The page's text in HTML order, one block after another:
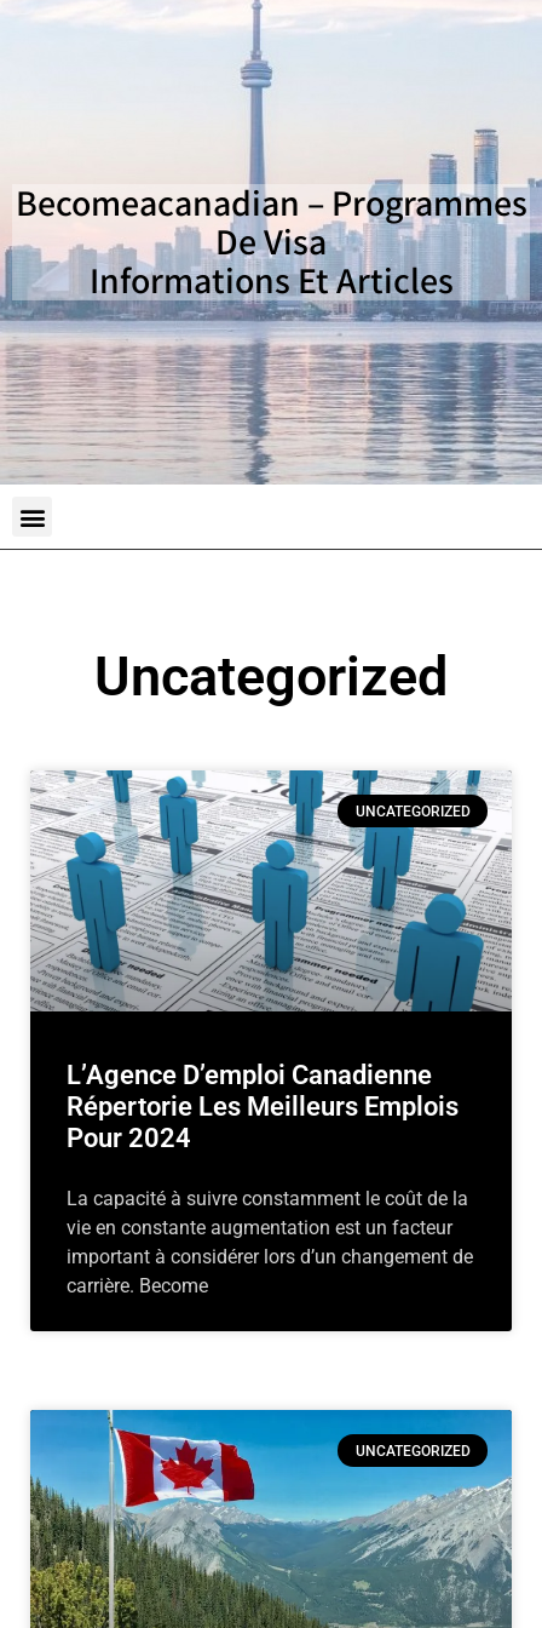
Becomeacanadian – Programmes
De Visa
Informations Et Articles
Uncategorized
UNCATEGORIZED
L’Agence D’emploi Canadienne
Répertorie Les Meilleurs Emplois
Pour 2024
La capacité à suivre constamment le coût de la
vie en constante augmentation est un facteur
important à considérer lors d’un changement de
carrière. Become
UNCATEGORIZED